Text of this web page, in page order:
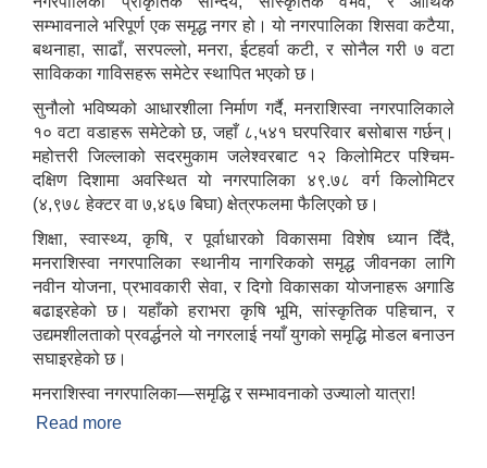
सम्भावनाले भरिपूर्ण एक समृद्ध नगर हो। यो नगरपालिका शिसवा कटैया,
बथनाहा, साढाँ, सरपल्लो, मनरा, ईटहर्वा कटी, र सोनैल गरी ७ वटा
साविकका गाविसहरू समेटेर स्थापित भएको छ।
सुनौलो भविष्यको आधारशीला निर्माण गर्दै, मनराशिस्वा नगरपालिकाले
१० वटा वडाहरू समेटेको छ, जहाँ ८,५४१ घरपरिवार बसोबास गर्छन्।
महोत्तरी जिल्लाको सदरमुकाम जलेश्वरबाट १२ किलोमिटर पश्चिम-
दक्षिण दिशामा अवस्थित यो नगरपालिका ४९.७८ वर्ग किलोमिटर
(४,९७८ हेक्टर वा ७,४६७ बिघा) क्षेत्रफलमा फैलिएको छ।
शिक्षा, स्वास्थ्य, कृषि, र पूर्वाधारको विकासमा विशेष ध्यान दिँदै,
मनराशिस्वा नगरपालिका स्थानीय नागरिकको समृद्ध जीवनका लागि
नवीन योजना, प्रभावकारी सेवा, र दिगो विकासका योजनाहरू अगाडि
बढाइरहेको छ। यहाँको हराभरा कृषि भूमि, सांस्कृतिक पहिचान, र
उद्यमशीलताको प्रवर्द्धनले यो नगरलाई नयाँ युगको समृद्धि मोडल बनाउन
सघाइरहेको छ।
मनराशिस्वा नगरपालिका—समृद्धि र सम्भावनाको उज्यालो यात्रा!
Read more